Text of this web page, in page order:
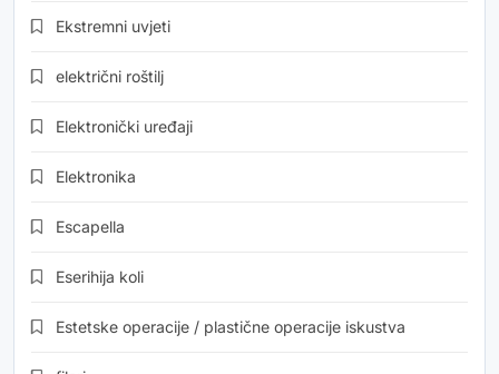
Ekstremni uvjeti
električni roštilj
Elektronički uređaji
Elektronika
Escapella
Eserihija koli
Estetske operacije / plastične operacije iskustva